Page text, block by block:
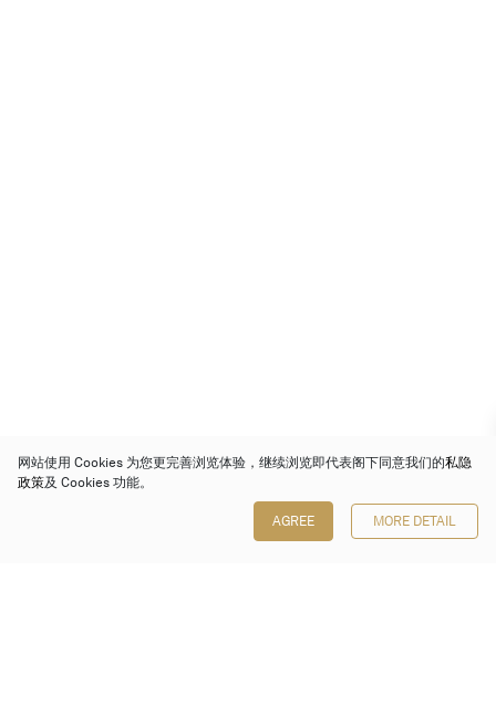
网站使用 Cookies 为您更完善浏览体验，继续浏览即代表阁下同意我们的私隐
政策及 Cookies 功能。
AGREE MORE DETAIL